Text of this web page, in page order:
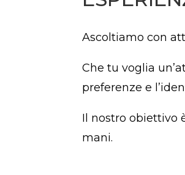
Ascoltiamo con
Che tu voglia
preferenze e
Il nostro obiettivo
mani.